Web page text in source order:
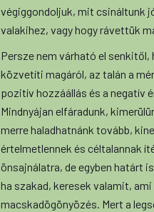
végiggondoljuk, mit csináltunk
valakihez, vagy hogy rávettük
Persze nem várható el senkitől,
közvetíti magáról, az talán a
pozitív hozzáállás és a negatív
Mindnyájan elfáradunk,
merre haladhatnánk tovább,
értelmetlennek és céltalannak
önsajnálatra, de egyben határt
ha szakad, keresek valamit,
macskadögönyözés. Mert a